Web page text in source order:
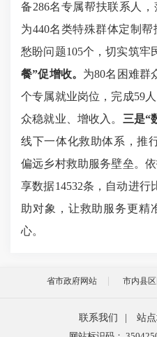
备286名专属帮扶联系人，
为440名类特殊群体定制
愁盼问题105个，切实筑牢
餐”促增收。 为80名困难群
个专属就业岗位，完成59
众稳就业、增收入。 三是“
线下一体化救助体系，推
偏远乡村救助服务壁垒。
享数据14532条，自动进行
助对象，让救助服务更精
心。
省市政府网站 市内县
联系我们 站